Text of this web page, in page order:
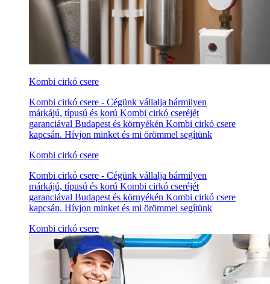
Kombi cirkó csere
Kombi cirkó csere - Cégünk vállalja bármilyen
márkájú, típusú és korú Kombi cirkó cseréjét
garanciával Budapest és környékén Kombi cirkó csere
kapcsán. Hívjon minket és mi örömmel segítünk
Kombi cirkó csere
Kombi cirkó csere - Cégünk vállalja bármilyen
márkájú, típusú és korú Kombi cirkó cseréjét
garanciával Budapest és környékén Kombi cirkó csere
kapcsán. Hívjon minket és mi örömmel segítünk
Kombi cirkó csere